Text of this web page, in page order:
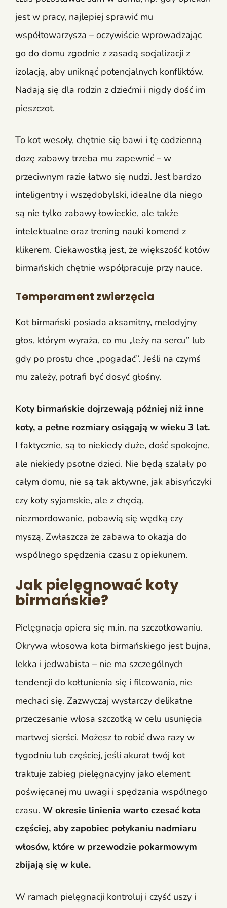
jest w pracy, najlepiej sprawić mu
współtowarzysza – oczywiście wprowadzając
go do domu zgodnie z zasadą socjalizacji z
izolacją, aby uniknąć potencjalnych konfliktów.
Nadają się dla rodzin z dziećmi i nigdy dość im
pieszczot.
To kot wesoły, chętnie się bawi i tę codzienną
dozę zabawy trzeba mu zapewnić – w
przeciwnym razie łatwo się nudzi. Jest bardzo
inteligentny i wszędobylski, idealne dla niego
są nie tylko zabawy łowieckie, ale także
intelektualne oraz trening nauki komend z
klikerem. Ciekawostką jest, że większość kotów
birmańskich chętnie współpracuje przy nauce.
Temperament zwierzęcia
Kot birmański posiada aksamitny, melodyjny
głos, którym wyraża, co mu „leży na sercu” lub
gdy po prostu chce „pogadać”. Jeśli na czymś
mu zależy, potrafi być dosyć głośny.
Koty birmańskie dojrzewają później niż inne
koty, a pełne rozmiary osiągają w wieku 3 lat.
I faktycznie, są to niekiedy duże, dość spokojne,
ale niekiedy psotne dzieci. Nie będą szalały po
całym domu, nie są tak aktywne, jak abisyńczyki
czy koty syjamskie, ale z chęcią,
niezmordowanie, pobawią się wędką czy
myszą. Zwłaszcza że zabawa to okazja do
wspólnego spędzenia czasu z opiekunem.
Jak pielęgnować koty
birmańskie?
Pielęgnacja opiera się m.in. na szczotkowaniu.
Okrywa włosowa kota birmańskiego jest bujna,
lekka i jedwabista – nie ma szczególnych
tendencji do kołtunienia się i filcowania, nie
mechaci się. Zazwyczaj wystarczy delikatne
przeczesanie włosa szczotką w celu usunięcia
martwej sierści. Możesz to robić dwa razy w
tygodniu lub częściej, jeśli akurat twój kot
traktuje zabieg pielęgnacyjny jako element
poświęcanej mu uwagi i spędzania wspólnego
czasu. W okresie linienia warto czesać kota
częściej, aby zapobiec połykaniu nadmiaru
włosów, które w przewodzie pokarmowym
zbijają się w kule.
W ramach pielęgnacji kontroluj i czyść uszy i